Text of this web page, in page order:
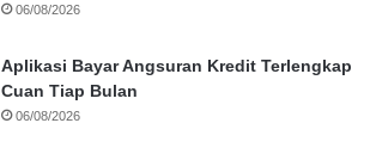
06/08/2026
Aplikasi Bayar Angsuran Kredit Terlengkap
Cuan Tiap Bulan
06/08/2026